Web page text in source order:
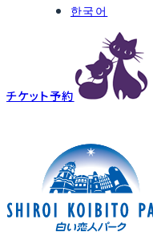
한국어
チケット予約